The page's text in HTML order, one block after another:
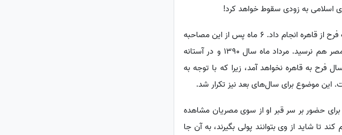
اسلامی به زودی سقوط خواهد کرد!
خاندان پهلوی سی و سه سال بود که از این وعده‌ها می‌دادند، اما این آخرین مصاحبه‌ای بود که فرح از قاهره انجام داد. 6 ماه پس از این مصاحبه
بود که مبارک سقوط کرد و فرح رانده شده از ایران، از ترس انقلابیون مصری دیگر پایش به مصر هم نرسید. مرداد ماه سال 1390 و در آستانه
امسال فرح به قاهره نخواهد آمد، زیرا که با توجه به
این موضوع برای سال‌های بعد نیز تکرار شد.
برای حضور بر سر قبر او از سوی مصریان مشاهده
تا شاید از وی بتوانند پولی بگیرند، به آن جا